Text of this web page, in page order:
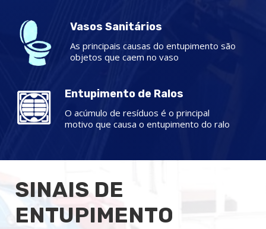
Vasos Sanitários
As principais causas do entupimento são
objetos que caem no vaso
Entupimento de Ralos
O acúmulo de resíduos é o principal
motivo que causa o entupimento do ralo
SINAIS DE
ENTUPIMENTO